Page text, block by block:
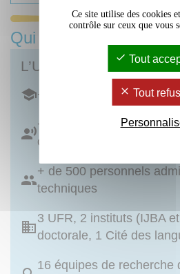
Qui sommes-nous ?
L’Université Bordeaux
+ de 16 500 étudiant·es
+ de 700 personnels
chercheurs
+ de 500 personnels
techniques
3 UFR, 2 instituts (IJBA
doctorale, 1 Cité des
16 équipes de recherche
Ce site utilise des cookies
contrôle sur ceux que vous
Tout
Tout